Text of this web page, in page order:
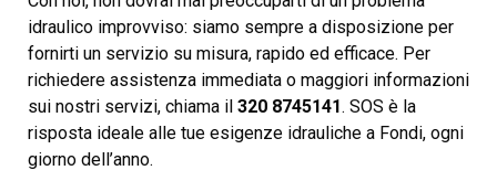
idraulico improvviso: siamo sempre a disposizione per
fornirti un servizio su misura, rapido ed efficace. Per
richiedere assistenza immediata o maggiori informazioni
sui nostri servizi, chiama il 320 8745141. SOS è la
risposta ideale alle tue esigenze idrauliche a Fondi, ogni
giorno dell’anno.